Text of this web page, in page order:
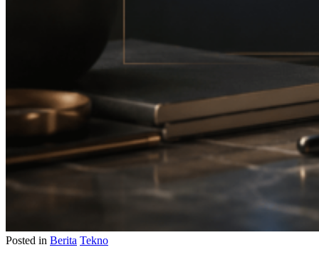
Posted in Berita Tekno